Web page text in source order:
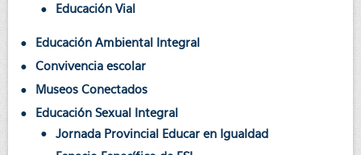
Educación Vial
Educación Ambiental Integral
Convivencia escolar
Museos Conectados
Educación Sexual Integral
Jornada Provincial Educar en Igualdad